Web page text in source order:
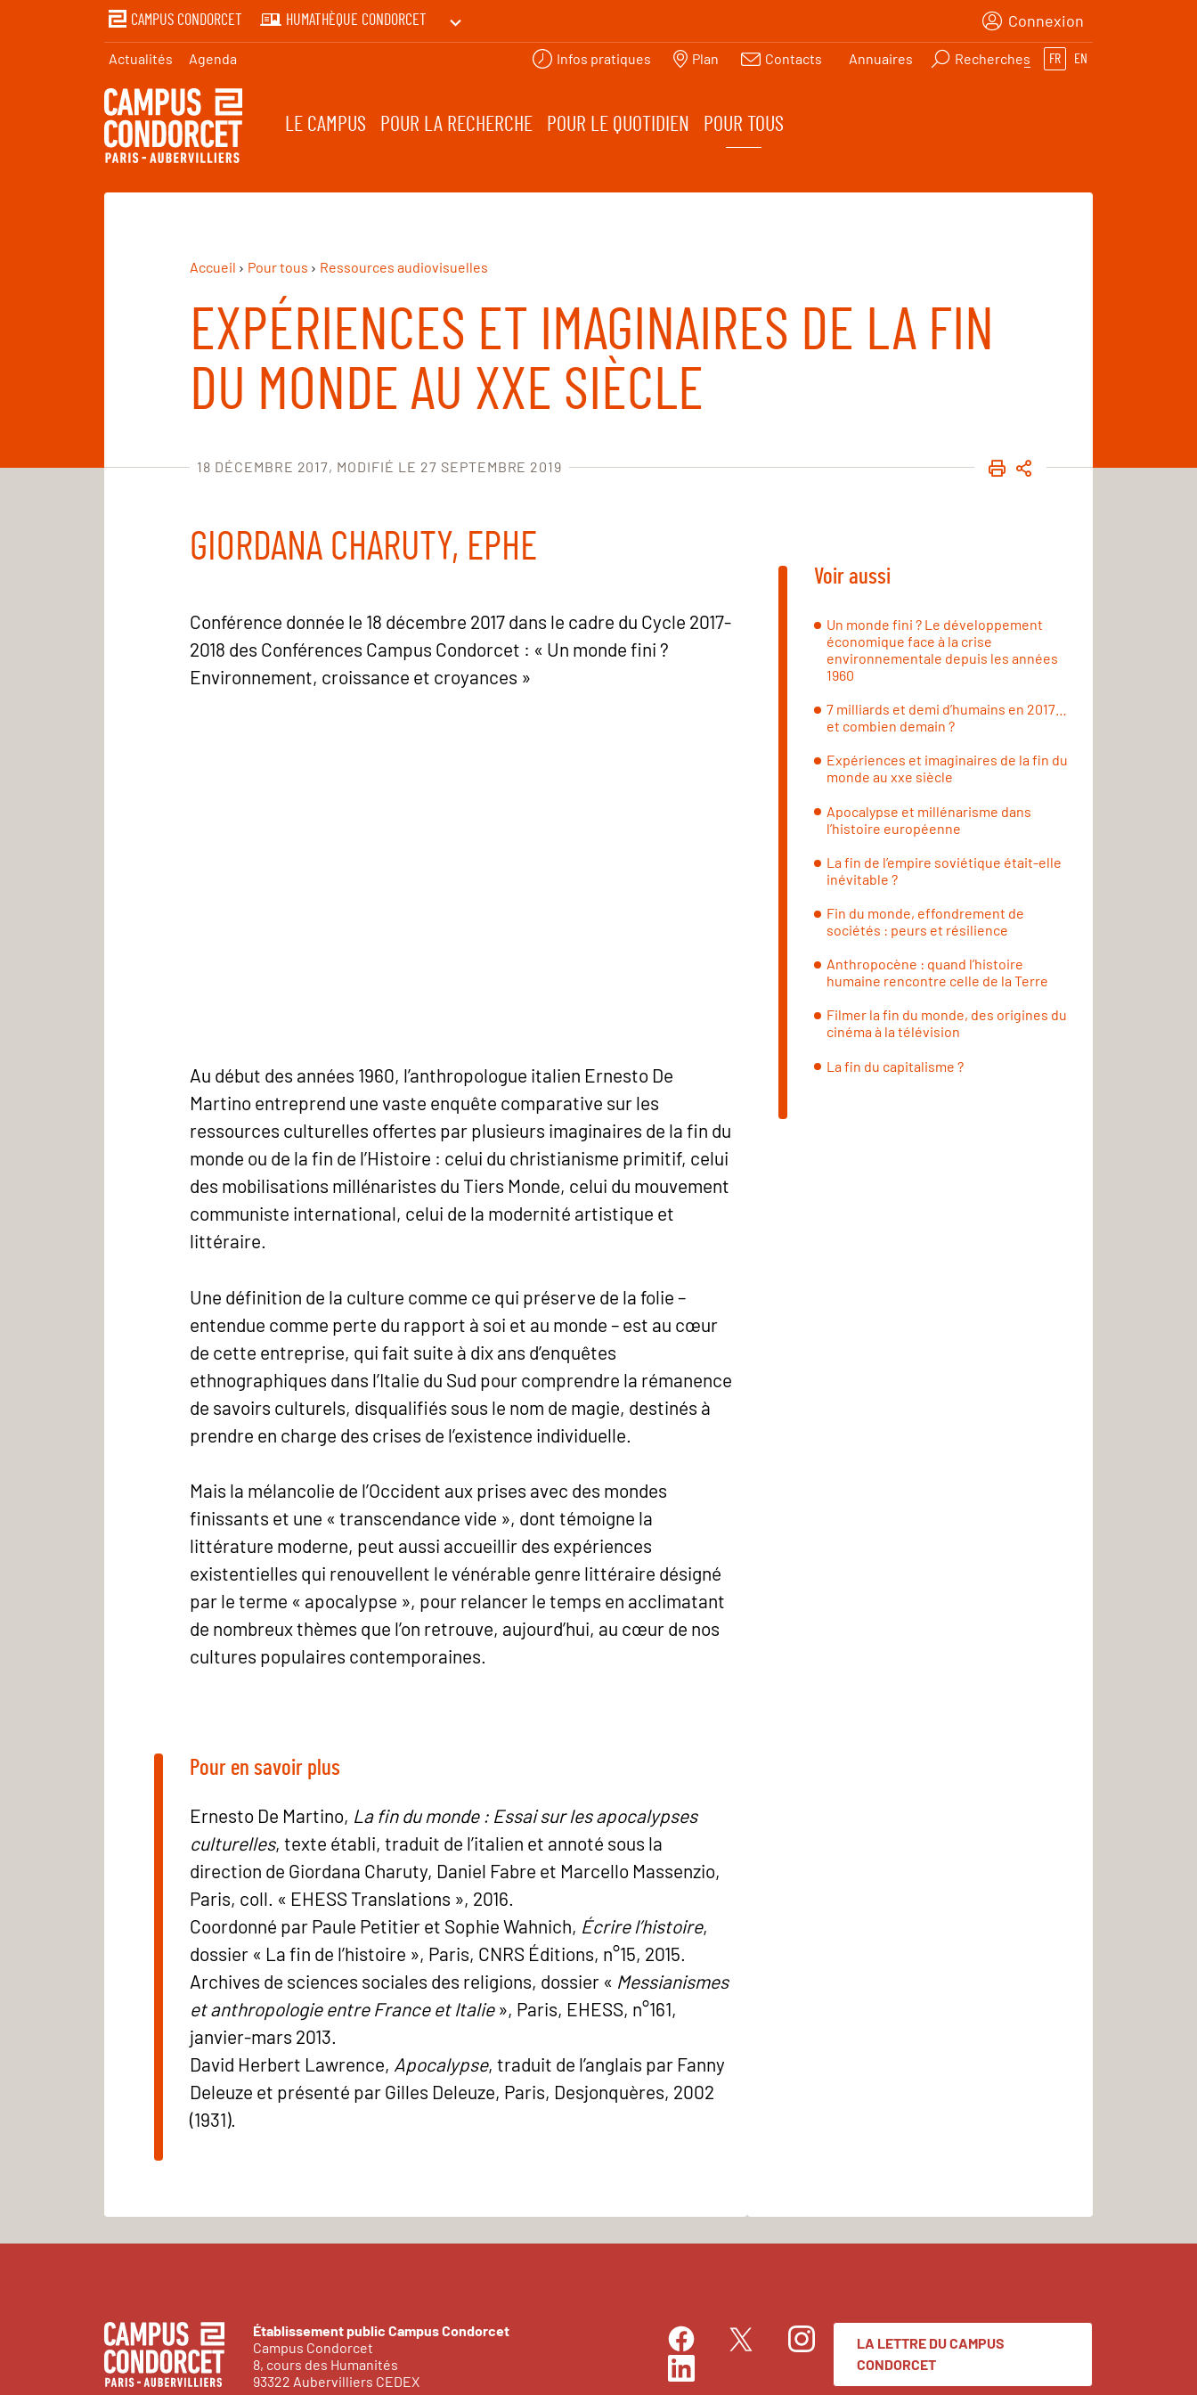
CAMPUS CONDORCET HUMATHÈQUE CONDORCET
PRINTEMPS DES HUMANITÉS
Connexion
Actualités Agenda Infos pratiques Plan Contacts Annuaires Recherches FR EN
LE CAMPUS POUR LA RECHERCHE POUR LE QUOTIDIEN POUR TOUS
Accueil Pour tous Ressources audiovisuelles
EXPÉRIENCES ET IMAGINAIRES DE LA FIN
DU MONDE AU XXE SIÈCLE
18 DÉCEMBRE 2017 MODIFIÉ LE 27 SEPTEMBRE 2019 IMPRIMER
PARTAGER
GIORDANA CHARUTY, EPHE
Conférence donnée le 18 décembre 2017 dans le cadre du Cycle 2017-
2018 des Conférences Campus Condorcet : « Un monde fini ?
Environnement, croissance et croyances »
Au début des années 1960, l’anthropologue italien Ernesto De
Martino entreprend une vaste enquête comparative sur les
ressources culturelles offertes par plusieurs imaginaires de la fin du
monde ou de la fin de l’Histoire : celui du christianisme primitif, celui
des mobilisations millénaristes du Tiers Monde, celui du mouvement
communiste international, celui de la modernité artistique et
littéraire.
Une définition de la culture comme ce qui préserve de la folie –
entendue comme perte du rapport à soi et au monde – est au cœur
de cette entreprise, qui fait suite à dix ans d’enquêtes
ethnographiques dans l’Italie du Sud pour comprendre la rémanence
de savoirs culturels, disqualifiés sous le nom de magie, destinés à
prendre en charge des crises de l’existence individuelle.
Mais la mélancolie de l’Occident aux prises avec des mondes
finissants et une « transcendance vide », dont témoigne la
littérature moderne, peut aussi accueillir des expériences
existentielles qui renouvellent le vénérable genre littéraire désigné
par le terme « apocalypse », pour relancer le temps en acclimatant
de nombreux thèmes que l’on retrouve, aujourd’hui, au cœur de nos
cultures populaires contemporaines.
Pour en savoir plus
Ernesto De Martino, La fin du monde : Essai sur les apocalypses
culturelles, texte établi, traduit de l’italien et annoté sous la
direction de Giordana Charuty, Daniel Fabre et Marcello Massenzio,
Paris, coll. « EHESS Translations », 2016.
Coordonné par Paule Petitier et Sophie Wahnich, Écrire l’histoire,
dossier « La fin de l’histoire », Paris, CNRS Éditions, n°15, 2015.
Archives de sciences sociales des religions, dossier « Messianismes
et anthropologie entre France et Italie», Paris, EHESS, n°161,
janvier-mars 2013.
David Herbert Lawrence, Apocalypse, traduit de l’anglais par Fanny
Deleuze et présenté par Gilles Deleuze, Paris, Desjonquères, 2002
(1931).
Voir aussi
Un monde fini ? Le développement
économique face à la crise
environnementale depuis les années
1960
7 milliards et demi d’humains en 2017…
et combien demain ?
Expériences et imaginaires de la fin du
monde au xxe siècle
Apocalypse et millénarisme dans
l’histoire européenne
La fin de l’empire soviétique était-elle
inévitable ?
Fin du monde, effondrement de
sociétés : peurs et résilience
Anthropocène : quand l’histoire
humaine rencontre celle de la Terre
Filmer la fin du monde, des origines du
cinéma à la télévision
La fin du capitalisme ?
Établissement public Campus Condorcet
Campus Condorcet
8, cours des Humanités
93322 Aubervilliers CEDEX
FacebookTwitter
Instagram
LinkedIn
LA LETTRE DU CAMPUS
CONDORCET